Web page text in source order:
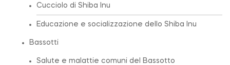
Cucciolo di Shiba Inu
Educazione e socializzazione dello Shiba Inu
Bassotti
Salute e malattie comuni del Bassotto